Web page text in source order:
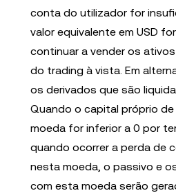
conta do utilizador for
valor equivalente em USD
continuar a vender os
do trading à vista. Em
os derivados que são
Quando o capital próprio
moeda for inferior a 0 por
quando ocorrer a perda de
nesta moeda, o passivo e
com esta moeda serão